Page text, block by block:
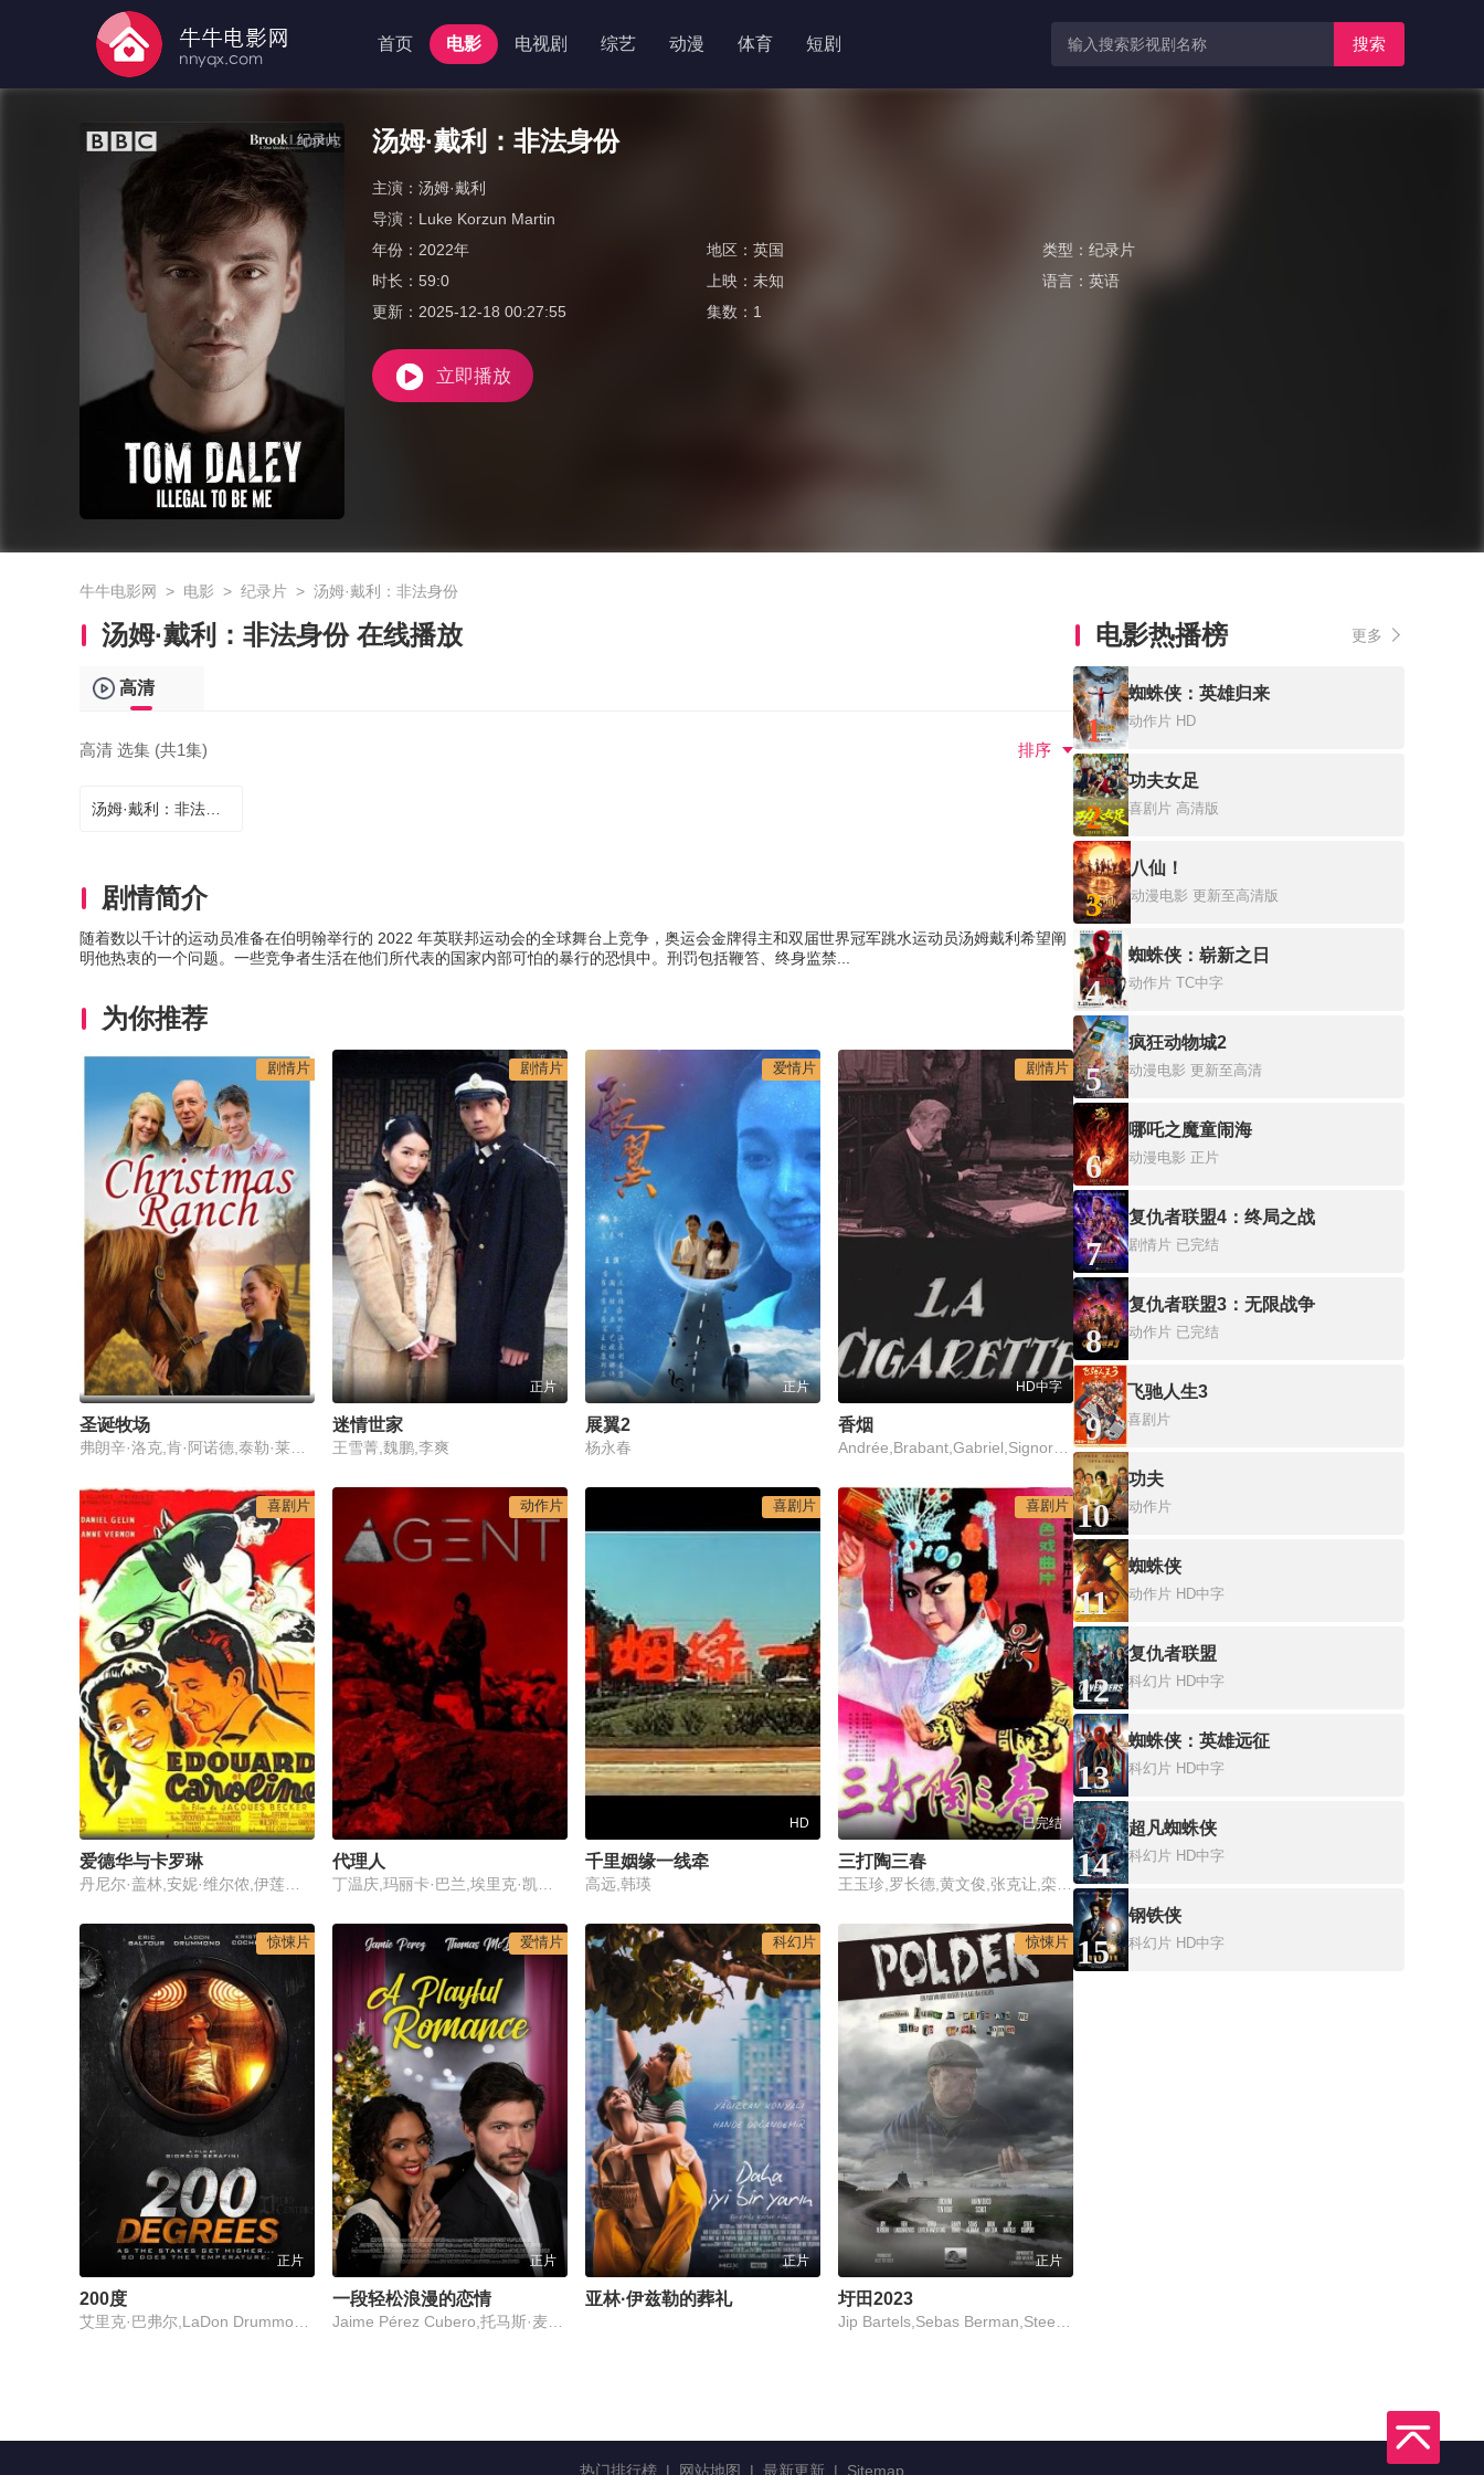
首页 电影 电视剧 综艺 动漫 体育 短剧 搜索
纪录片 汤姆·戴利：非法身份
主演： 汤姆·戴利
导演： Luke Korzun Martin
年份： 2022年 地区：英国 类型： 纪录片
时长： 59:0 上映：未知 语言： 英语
更新： 2025-12-18 00:27:55 集数： 1
立即播放
牛牛电影网 > 电影 > 纪录片 > 汤姆·戴利：非法身份
汤姆·戴利：非法身份 在线播放
高清
高清 选集 (共1集) 排序
剧情简介
随着数以千计的运动员准备在伯明翰举行的 2022 年英联邦运动会的全球舞台上竞争，奥运会金牌得主和双届世界冠军跳水运动员汤姆戴利希望阐
明他热衷的一个问题。一些竞争者生活在他们所代表的国家内部可怕的暴行的恐惧中。刑罚包括鞭笞、终身监禁...
为你推荐
剧情片
圣诞牧场
剧情片
正片
迷情世家
王雪菁,魏鹏,李爽
爱情片
正片
展翼2
杨永春
剧情片
HD中字
香烟
喜剧片
爱德华与卡罗琳
动作片
代理人
喜剧片
HD
千里姻缘一线牵
高远,韩瑛
喜剧片
已完结
三打陶三春
惊悚片
正片
200度
爱情片
正片
一段轻松浪漫的恋情
科幻片
正片
亚林·伊兹勒的葬礼
惊悚片
正片
圩田2023
电影热播榜 更多
1
蜘蛛侠：英雄归来
动作片 HD
2
功夫女足
喜剧片 高清版
3
八仙！
动漫电影 更新至高清版
4
蜘蛛侠：崭新之日
动作片 TC中字
5
疯狂动物城2
动漫电影 更新至高清
6
哪吒之魔童闹海
动漫电影 正片
7
复仇者联盟4：终局之战
剧情片 已完结
8
复仇者联盟3：无限战争
动作片 已完结
9
飞驰人生3
喜剧片
10
功夫
动作片
11
蜘蛛侠
动作片 HD中字
12
复仇者联盟
科幻片 HD中字
13
蜘蛛侠：英雄远征
科幻片 HD中字
14
超凡蜘蛛侠
科幻片 HD中字
15
钢铁侠
科幻片 HD中字
热门排行榜 | 网站地图 | 最新更新 | Sitemap